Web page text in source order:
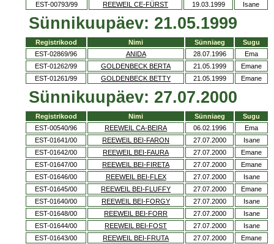
EST-00793/99
REEWEIL CE-FÜRST 19.03.1999 Isane
Sünnikuupäev: 21.05.1999
Registrikood Nimi Sünniaeg
Sugu
EST-02869/96
ANIDA 28.07.1996
Ema
EST-01262/99
GOLDENBECK BERTA 21.05.1999
Emane
EST-01261/99
GOLDENBECK BETTY 21.05.1999 Emane
Sünnikuupäev: 27.07.2000
Registrikood Nimi Sünniaeg
Sugu
EST-00540/96
REEWEIL CA-BEIRA 06.02.1996
Ema
EST-01641/00
REEWEIL BEI-FARON 27.07.2000
Isane
EST-01642/00
REEWEIL BEI-FAURA 27.07.2000
Emane
EST-01647/00
REEWEIL BEI-FIRETA 27.07.2000
Emane
EST-01646/00
REEWEIL BEI-FLEX 27.07.2000
Isane
EST-01645/00
REEWEIL BEI-FLUFFY 27.07.2000
Emane
EST-01640/00
REEWEIL BEI-FORGY 27.07.2000
Isane
EST-01648/00
REEWEIL BEI-FORR 27.07.2000
Isane
EST-01644/00
REEWEIL BEI-FOST 27.07.2000
Isane
EST-01643/00
REEWEIL BEI-FRUTA 27.07.2000 Emane